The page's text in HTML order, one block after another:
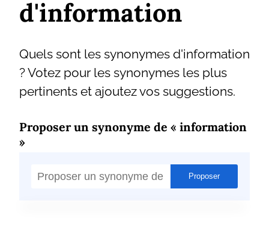
d'information
Quels sont les synonymes d'information
? Votez pour les synonymes les plus
pertinents et ajoutez vos suggestions.
Proposer un synonyme de « information
»